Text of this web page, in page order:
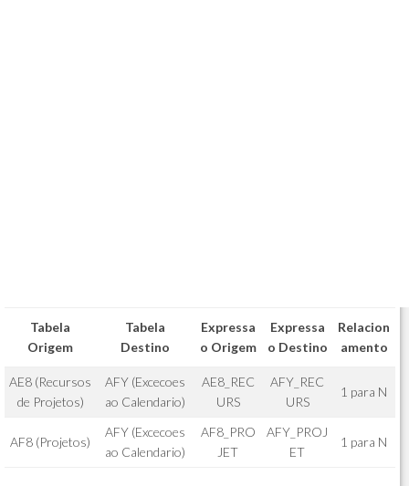
Tabela
Origem
Tabela
Destino
Expressa
o Origem
Expressa
o Destino
Relacion
amento
AE8 (Recursos
de Projetos)
AFY (Excecoes
ao Calendario)
AE8_REC
URS
AFY_REC
URS
1 para N
AF8 (Projetos)
AFY (Excecoes
ao Calendario)
AF8_PRO
JET
AFY_PROJ
ET
1 para N